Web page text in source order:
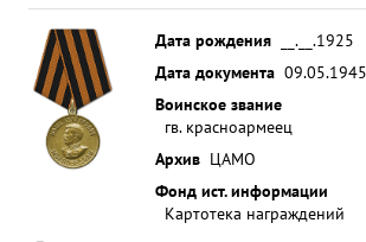
Дата рождения
__.__.1925
Дата документа 09.05.1945
Воинское звание
гв. красноармеец
Архив ЦАМО
Фонд ист. информации
Картотека награждений